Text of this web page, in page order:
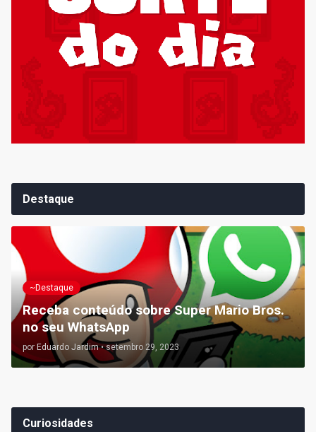
Destaque
~Destaque
Receba conteúdo sobre Super Mario Bros.
no seu WhatsApp
por Eduardo Jardim • setembro 29, 2023
Curiosidades